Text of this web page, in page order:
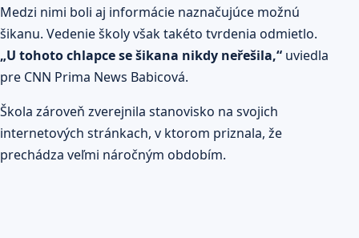
Medzi nimi boli aj informácie naznačujúce možnú
šikanu. Vedenie školy však takéto tvrdenia odmietlo.
„U tohoto chlapce se šikana nikdy neřešila,“ uviedla
pre CNN Prima News Babicová.
Škola zároveň zverejnila stanovisko na svojich
internetových stránkach, v ktorom priznala, že
prechádza veľmi náročným obdobím.